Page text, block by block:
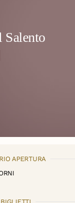
Salento
APERTURA
BIGLIETTI